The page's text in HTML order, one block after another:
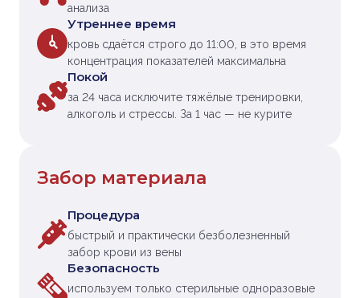
анализа
Утреннее время
кровь сдаётся строго до 11:00, в это время
концентрация показателей максимальна
Покой
за 24 часа исключите тяжёлые тренировки,
алкоголь и стрессы. За 1 час — не курите
Забор материала
Процедура
быстрый и практически безболезненный
забор крови из вены
Безопасность
используем только стерильные одноразовые